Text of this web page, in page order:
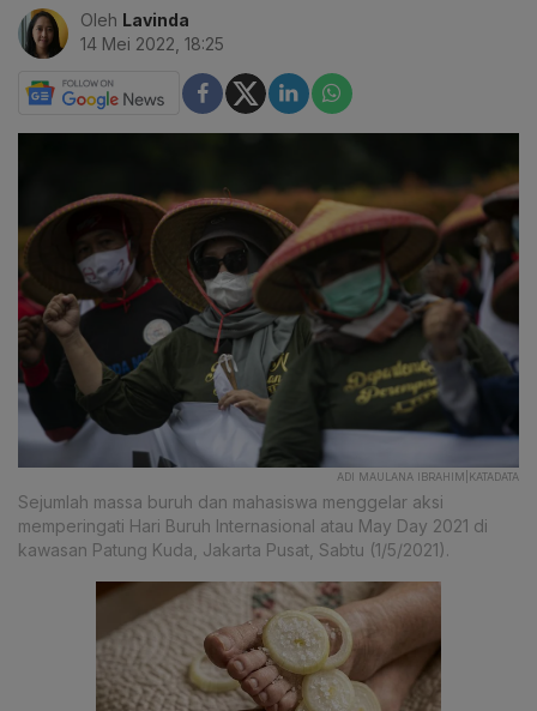
Oleh Lavinda
14 Mei 2022, 18:25
ADI MAULANA IBRAHIM|KATADATA
Sejumlah massa buruh dan mahasiswa menggelar aksi
memperingati Hari Buruh Internasional atau May Day 2021 di
kawasan Patung Kuda, Jakarta Pusat, Sabtu (1/5/2021).